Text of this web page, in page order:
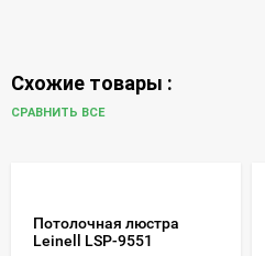
Схожие товары :
СРАВНИТЬ ВСЕ
Потолочная люстра
Leinell LSP-9551